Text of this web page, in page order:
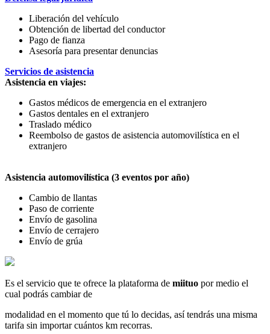
Liberación del vehículo
Obtención de libertad del conductor
Pago de fianza
Asesoría para presentar denuncias
Servicios de asistencia
Asistencia en viajes:
Gastos médicos de emergencia en el extranjero
Gastos dentales en el extranjero
Traslado médico
Reembolso de gastos de asistencia automovilística en el
extranjero
Asistencia automovilística (3 eventos por año)
Cambio de llantas
Paso de corriente
Envío de gasolina
Envío de cerrajero
Envío de grúa
Es el servicio que te ofrece la plataforma de miituo por medio el
cual podrás cambiar de
modalidad en el momento que tú lo decidas, así tendrás una misma
tarifa sin importar cuántos km recorras.